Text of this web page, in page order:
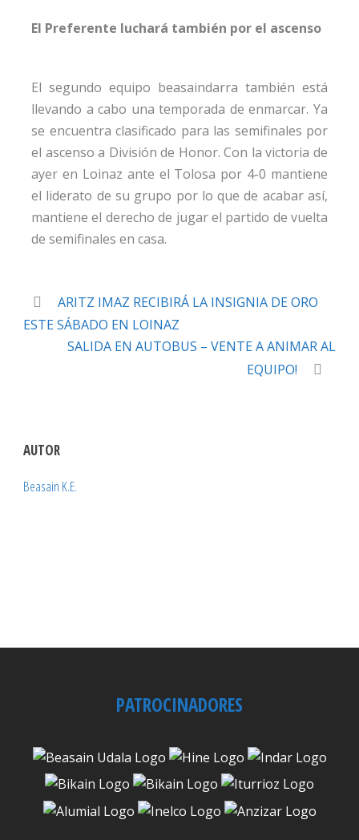
El Preferente luchará también por el ascenso
El segundo equipo beasaindarra también está
llevando a cabo una temporada de enmarcar. Ya
se encuentra clasificado para las semifinales por
el ascenso a División de Honor. Con la victoria de
ayer en Loinaz ante el Tolosa por 4-0 mantiene
el liderato de su grupo por lo que de acabar así,
mantiene el derecho de jugar el partido de vuelta
de semifinales en casa.
ARITZ IMAZ RECIBIRÁ LA INSIGNIA DE ORO
ESTE SÁBADO EN LOINAZ
SALIDA EN AUTOBUS – VENTE A ANIMAR AL
EQUIPO!
AUTOR
Beasain K.E.
PATROCINADORES